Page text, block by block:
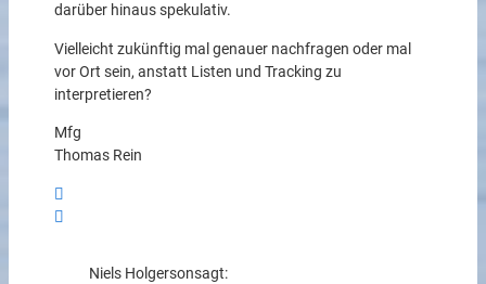
darüber hinaus spekulativ.
Vielleicht zukünftig mal genauer nachfragen oder mal
vor Ort sein, anstatt Listen und Tracking zu
interpretieren?
Mfg
Thomas Rein
Niels Holgersonsagt: